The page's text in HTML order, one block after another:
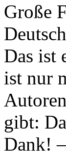
Große
Das ist
ist nur
gibt:
Dank!